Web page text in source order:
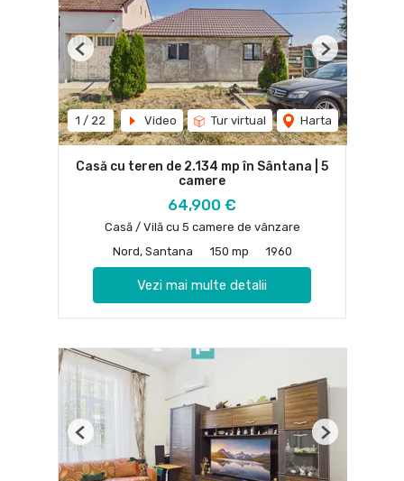
1 / 22 Video Tur virtual Harta
Previous Next
Casă cu teren de 2.134 mp în Sântana | 5
camere
64,900 €
Casă / Vilă cu 5 camere de vânzare
Nord, Santana
150 mp 1960
Vezi mai multe detalii
Previous Next